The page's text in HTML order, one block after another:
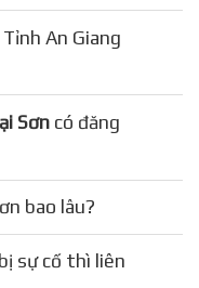
An Giang
Sơn có đăng
bao lâu?
sự cố thì liên